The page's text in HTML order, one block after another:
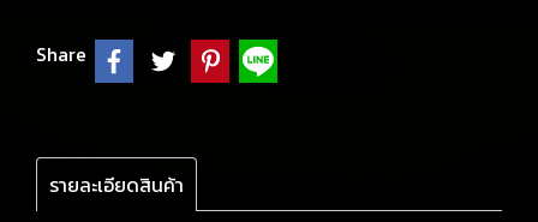
Share
รายละเอียดสินค้า